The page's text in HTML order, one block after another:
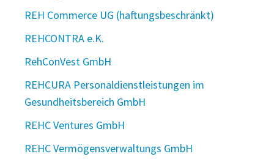
REH Commerce UG (haftungsbeschränkt)
REHCONTRA e.K.
RehConVest GmbH
REHCURA Personaldienstleistungen im
Gesundheitsbereich GmbH
REHC Ventures GmbH
REHC Vermögensverwaltungs GmbH